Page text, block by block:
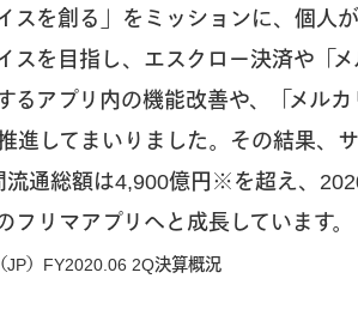
スを創る」をミッションに、個人
スを目指し、エスクロー決済や「
るアプリ内の機能改善や、「メル
進してまいりました。その結果、
流通総額は4,900億円※を超え、
フリマアプリへと成長しています。
）FY2020.06 2Q決算概況